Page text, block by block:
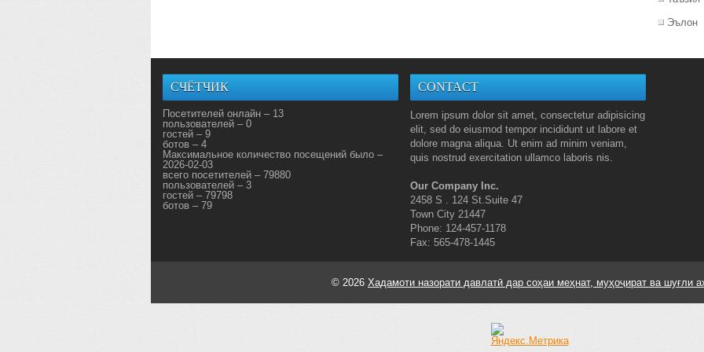
Эълон
СЧЁТЧИК
Посетителей онлайн – 13
пользователей – 0
гостей – 9
ботов – 4
Максимальное количество посещений было –
2026-02-03
всего посетителей – 79880
пользователей – 3
гостей – 79798
ботов – 79
CONTACT
Lorem ipsum dolor sit amet, consectetur adipisicing
elit, sed do eiusmod tempor incididunt ut labore et
dolore magna aliqua. Ut enim ad minim veniam,
quis nostrud exercitation ullamco laboris nis.
Our Company Inc.
2458 S . 124 St.Suite 47
Town City 21447
Phone: 124-457-1178
Fax: 565-478-1445
© 2026 Хадамоти назорати давлатӣ дар соҳаи меҳнат, муҳоҷират ва шуғли